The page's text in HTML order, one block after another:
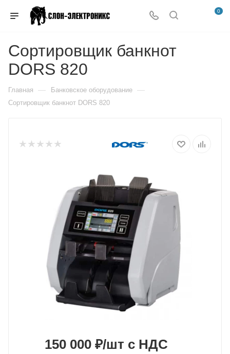
0
Сортировщик банкнот
DORS 820
Главная — Банковское оборудование —
Сортировщик банкнот DORS 820
150 000 ₽/шт с НДС